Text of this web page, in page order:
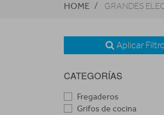
HOME GRANDES
Aplicar
CATEGORÍAS
Fregaderos
Grifos de cocina